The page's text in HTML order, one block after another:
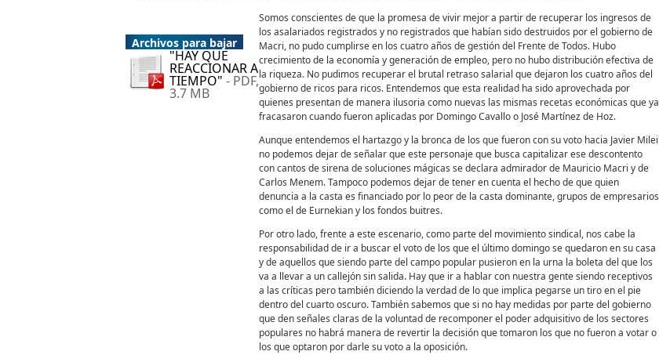
Somos conscientes de que la promesa de vivir mejor a partir de recuperar los ingresos de
los asalariados registrados y no registrados que habían sido destruidos por el gobierno de
Macri, no pudo cumplirse en los cuatro años de gestión del Frente de Todos. Hubo
crecimiento de la economía y generación de empleo, pero no hubo distribución efectiva de
la riqueza. No pudimos recuperar el brutal retraso salarial que dejaron los cuatro años del
gobierno de ricos para ricos. Entendemos que esta realidad ha sido aprovechada por
quienes presentan de manera ilusoria como nuevas las mismas recetas económicas que ya
fracasaron cuando fueron aplicadas por Domingo Cavallo o José Martínez de Hoz.
Aunque entendemos el hartazgo y la bronca de los que fueron con su voto hacia Javier Milei
no podemos dejar de señalar que este personaje que busca capitalizar ese descontento
con cantos de sirena de soluciones mágicas se declara admirador de Mauricio Macri y de
Carlos Menem. Tampoco podemos dejar de tener en cuenta el hecho de que quien
denuncia a la casta es financiado por lo peor de la casta dominante, grupos de empresarios
como el de Eurnekian y los fondos buitres.
Por otro lado, frente a este escenario, como parte del movimiento sindical, nos cabe la
responsabilidad de ir a buscar el voto de los que el último domingo se quedaron en su casa
y de aquellos que siendo parte del campo popular pusieron en la urna la boleta del que los
va a llevar a un callejón sin salida. Hay que ir a hablar con nuestra gente siendo receptivos
a las críticas pero también diciendo la verdad de lo que implica pegarse un tiro en el pie
dentro del cuarto oscuro. También sabemos que si no hay medidas por parte del gobierno
que den señales claras de la voluntad de recomponer el poder adquisitivo de los sectores
populares no habrá manera de revertir la decisión que tomaron los que no fueron a votar o
los que optaron por darle su voto a la oposición.
Archivos para bajar
"HAY QUE
REACCIONAR A
TIEMPO" - PDF,
3.7 MB